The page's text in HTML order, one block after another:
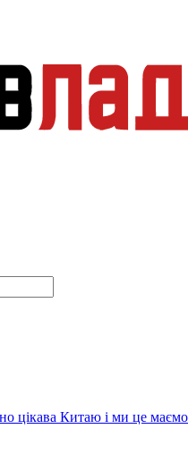
цікава Китаю і ми це маємо